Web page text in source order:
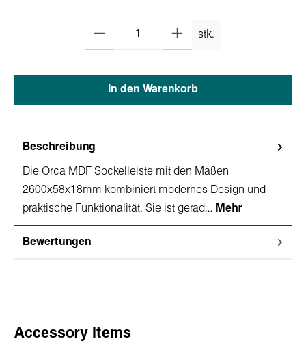
stk.
In den Warenkorb
Beschreibung
Die Orca MDF Sockelleiste mit den Maßen
2600x58x18mm kombiniert modernes Design und
praktische Funktionalität. Sie ist gerad… Mehr
Bewertungen
Produktgalerie überspringen
Accessory Items